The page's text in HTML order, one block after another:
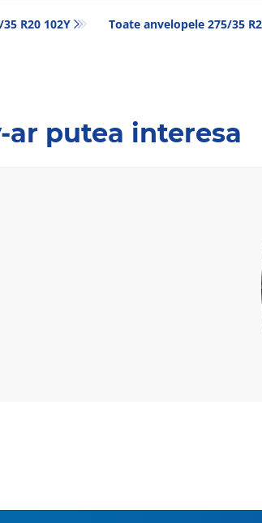
R20 102Y Toate anvelopele‎ 275/35
ar putea interesa